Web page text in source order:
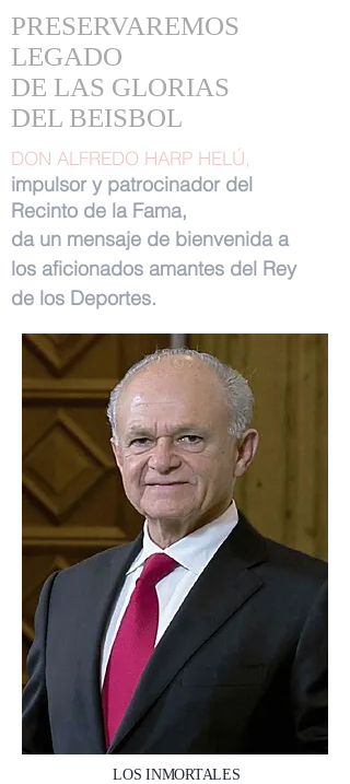
PRESERVAREMOS
LEGADO
DE LAS GLORIAS
DEL BEISBOL
DON ALFREDO HARP HELÚ,
impulsor y patrocinador del
Recinto de la Fama,
da un mensaje de bienvenida a
los aficionados amantes del Rey
de los Deportes.
LOS INMORTALES